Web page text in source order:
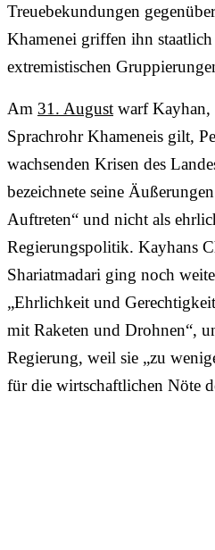
Treuebekundungen
Khamenei griffen ihn
extremistischen
Am 31. August warf Kayhan,
Sprachrohr Khameneis gilt,
wachsenden Krisen des
bezeichnete seine
Auftreten“ und nicht als
Regierungspolitik. Kayhans
Shariatmadari ging noch
„Ehrlichkeit und
mit Raketen und Drohnen“,
Regierung, weil sie „zu
für die wirtschaftlichen Nöte